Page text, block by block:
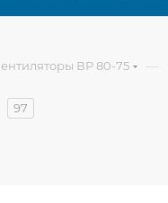
ВР 80-75 —
97